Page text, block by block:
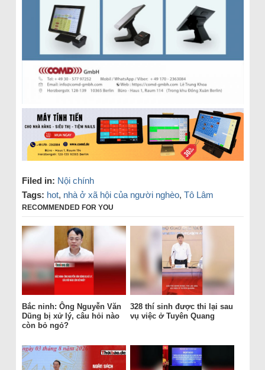
Filed in: Nội chính
Tags: hot, nhà ở xã hội của người nghèo, Tô Lâm
RECOMMENDED FOR YOU
Bắc ninh: Ông Nguyễn Văn
Dũng bị xử lý, câu hỏi nào
còn bỏ ngỏ?
328 thí sinh được thi lại sau
vụ việc ở Tuyên Quang